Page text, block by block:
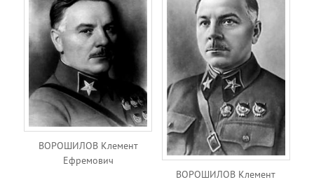
ВОРОШИЛОВ Клемент
Ефремович
ВОРОШИЛОВ Клемент